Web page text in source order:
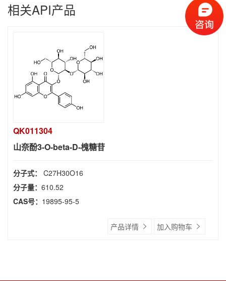
相关API产品
QK011304
山奈酚3-O-beta-D-槐糖苷
分子式： C27H30O16
分子量： 610.52
CAS号： 19895-95-5
产品详情 加入购物车